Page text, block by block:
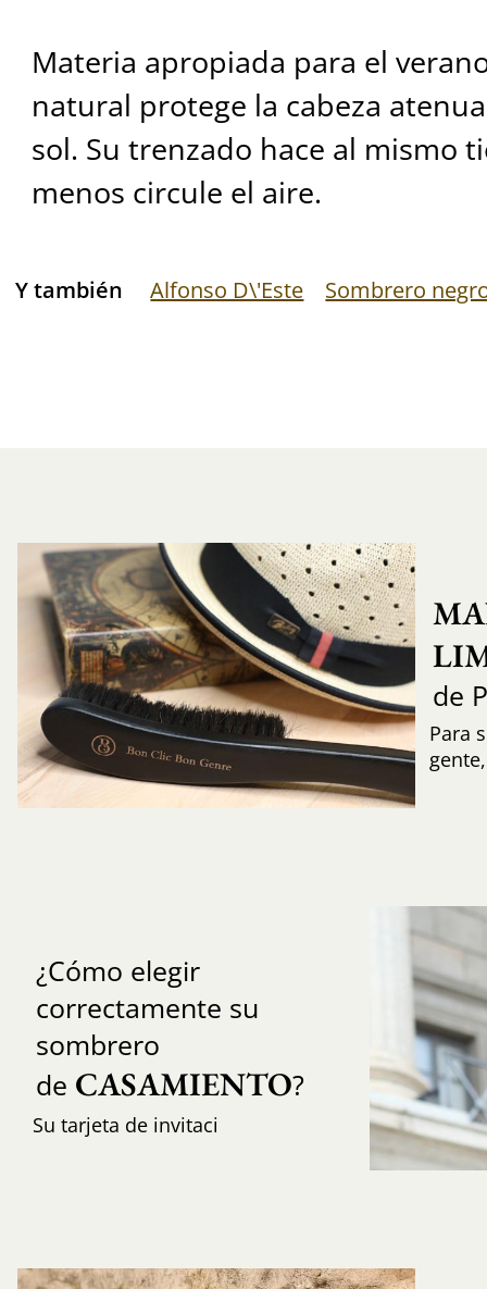
Materia apropiada para el
natural protege la cabeza
sol. Su trenzado hace al mismo
menos circule el aire.
Y también Alfonso D\'Este Sombrero
de
Para
¿Cómo elegir
correctamente su
sombrero
de CASAMIENTO?
Su tarjeta de invitaci